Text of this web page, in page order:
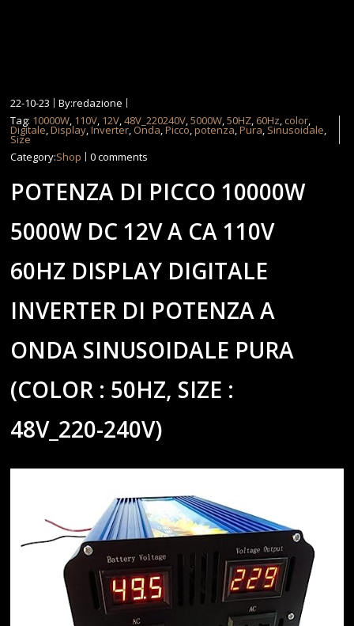
22-10-23
By:redazione
Tag: 10000W, 110V, 12V,48V_220240V,5000W,50HZ, 60Hz, color,
Digitale,Display,Inverter, Onda,Picco,potenza,Pura, Sinusoidale,
Size
Category:Shop 0 comments
POTENZA DI PICCO 10000W
5000W DC 12V A CA 110V
60HZ DISPLAY DIGITALE
INVERTER DI POTENZA A
ONDA SINUSOIDALE PURA
(COLOR : 50HZ, SIZE :
48V_220-240V)